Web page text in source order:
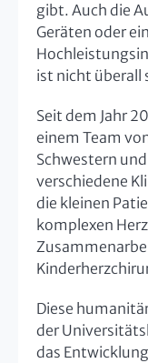
gibt. Auch die
Geräten oder
ist nicht überall
Seit dem Jahr
einem Team
Schwestern
verschiedene
die kleinen
komplexen
Diese
der
das